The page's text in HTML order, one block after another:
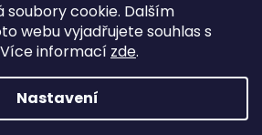
soubory cookie. Dalším
webu vyjadřujete souhlas s
informací zde.
Nastavení